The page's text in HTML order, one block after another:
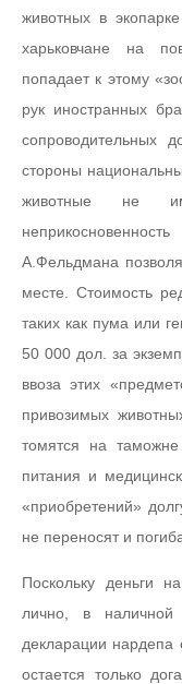
животных в
харьковчане на
попадает к этому
рук иностранных
сопроводительных
стороны
животные не
А.Фельдмана
месте. Стоимость
таких как пума или
50 000 дол. за
ввоза этих
привозимых
томятся на
питания и
«приобретений»
не переносят и
Поскольку деньги
лично, в
декларации нардепа
остается только